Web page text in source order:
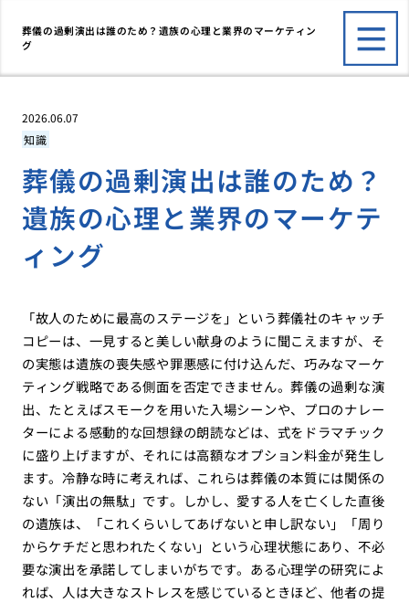
葬儀の過剰演出は誰のため？遺族の心理と業界のマーケティン
グ
2026.06.07
知識
葬儀の過剰演出は誰のため？
遺族の心理と業界のマーケテ
ィング
「故人のために最高のステージを」という葬儀社のキャッチ
コピーは、一見すると美しい献身のように聞こえますが、そ
の実態は遺族の喪失感や罪悪感に付け込んだ、巧みなマーケ
ティング戦略である側面を否定できません。葬儀の過剰な演
出、たとえばスモークを用いた入場シーンや、プロのナレー
ターによる感動的な回想録の朗読などは、式をドラマチック
に盛り上げますが、それには高額なオプション料金が発生し
ます。冷静な時に考えれば、これらは葬儀の本質には関係の
ない「演出の無駄」です。しかし、愛する人を亡くした直後
の遺族は、「これくらいしてあげないと申し訳ない」「周り
からケチだと思われたくない」という心理状態にあり、不必
要な演出を承諾してしまいがちです。ある心理学の研究によ
れば、人は大きなストレスを感じているときほど、他者の提